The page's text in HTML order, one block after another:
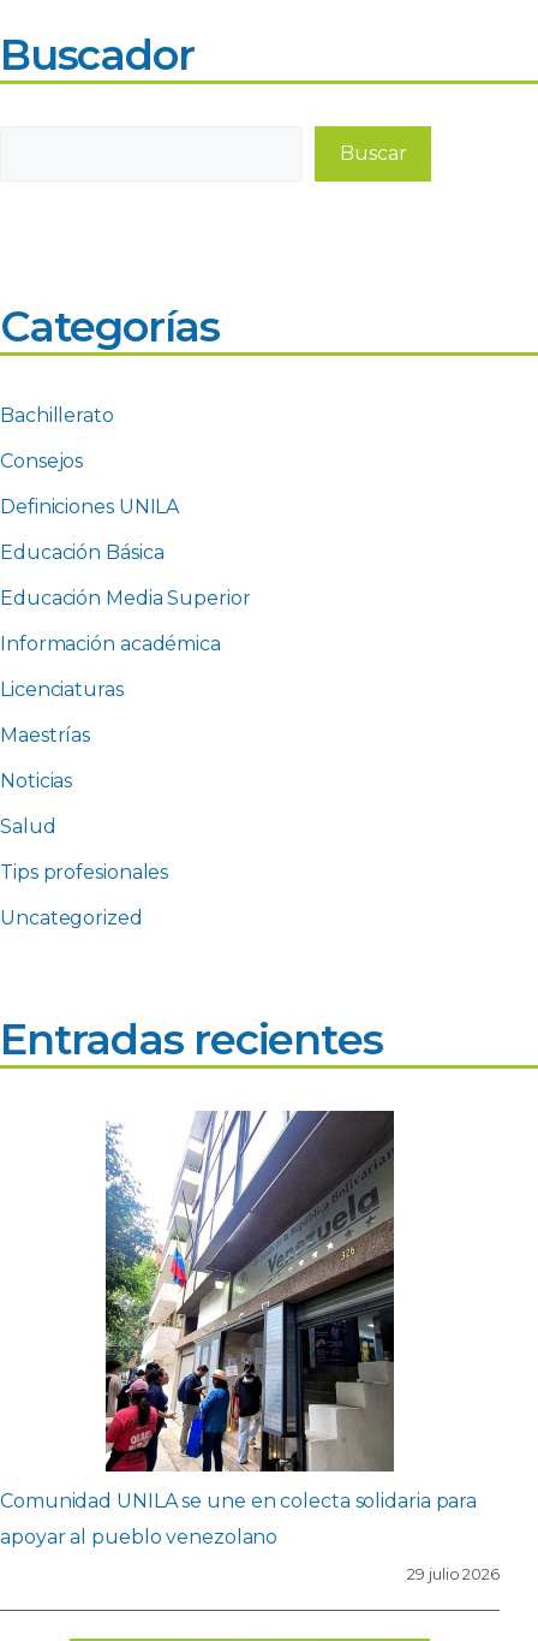
Buscador
Buscar
Categorías
Bachillerato
Consejos
Definiciones UNILA
Educación Básica
Educación Media Superior
Información académica
Licenciaturas
Maestrías
Noticias
Salud
Tips profesionales
Uncategorized
Entradas recientes
Comunidad UNILA se une en colecta solidaria para
apoyar al pueblo venezolano
29 julio 2026